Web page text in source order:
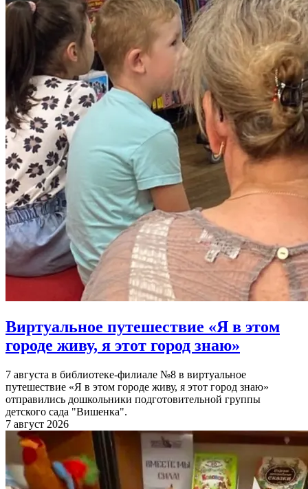
Виртуальное путешествие «Я в этом
городе живу, я этот город знаю»
7 августа в библиотеке-филиале №8 в виртуальное
путешествие «Я в этом городе живу, я этот город знаю»
отправились дошкольники подготовительной группы
детского сада "Вишенка".
7 август 2026